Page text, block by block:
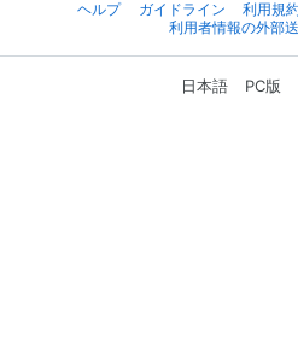
ヘルプ
ガイドライン 利用規
利用者情報の外部
日本語 PC版